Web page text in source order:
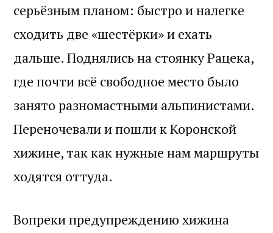
серьёзным планом: быстро и налегке
сходить две «шестёрки» и ехать
дальше. Поднялись на стоянку Рацека,
где почти всё свободное место было
занято разномастными альпинистами.
Переночевали и пошли к Коронской
хижине, так как нужные нам маршруты
ходятся оттуда.
Вопреки предупреждению хижина